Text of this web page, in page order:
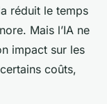
réduit le temps
Mais l’IA ne
impact sur les
coûts,